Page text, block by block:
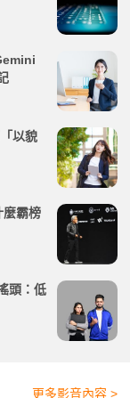
以貌
麼霸榜
頭：低
更多影音內容 >